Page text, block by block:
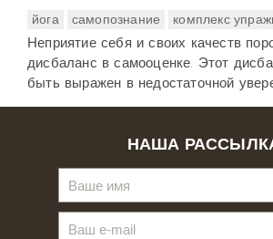
йога
самопознание комплекс
Неприятие себя и своих качеств
дисбаланс в самооценке. Этот
быть выражен в недостаточной
НАША